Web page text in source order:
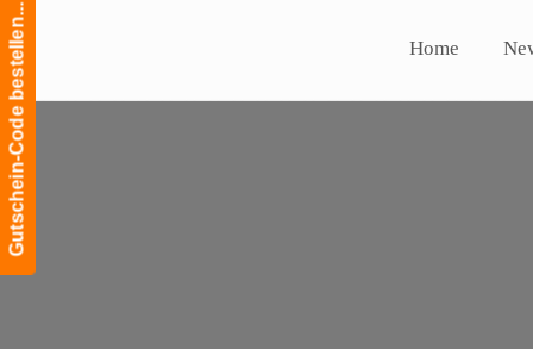
Gutschein-Code bestellen... Home